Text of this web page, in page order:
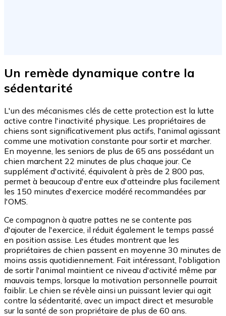
Un remède dynamique contre la
sédentarité
L'un des mécanismes clés de cette protection est la lutte
active contre l'inactivité physique. Les propriétaires de
chiens sont significativement plus actifs, l'animal agissant
comme une motivation constante pour sortir et marcher.
En moyenne, les seniors de plus de 65 ans possédant un
chien marchent 22 minutes de plus chaque jour. Ce
supplément d'activité, équivalent à près de 2 800 pas,
permet à beaucoup d'entre eux d'atteindre plus facilement
les 150 minutes d'exercice modéré recommandées par
l'OMS.
Ce compagnon à quatre pattes ne se contente pas
d'ajouter de l'exercice, il réduit également le temps passé
en position assise. Les études montrent que les
propriétaires de chien passent en moyenne 30 minutes de
moins assis quotidiennement. Fait intéressant, l'obligation
de sortir l'animal maintient ce niveau d'activité même par
mauvais temps, lorsque la motivation personnelle pourrait
faiblir. Le chien se révèle ainsi un puissant levier qui agit
contre la sédentarité, avec un impact direct et mesurable
sur la santé de son propriétaire de plus de 60 ans.